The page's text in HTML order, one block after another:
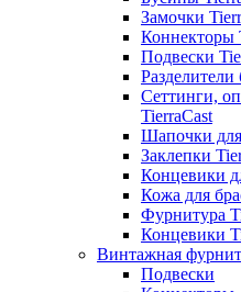
Замочки
Коннекторы
Подвески
Разделители
Сеттинги,
TierraCast
Шапочки
Заклепки
Концевики
Кожа для
Фурнитура
Концевики
Винтажная
Подвески